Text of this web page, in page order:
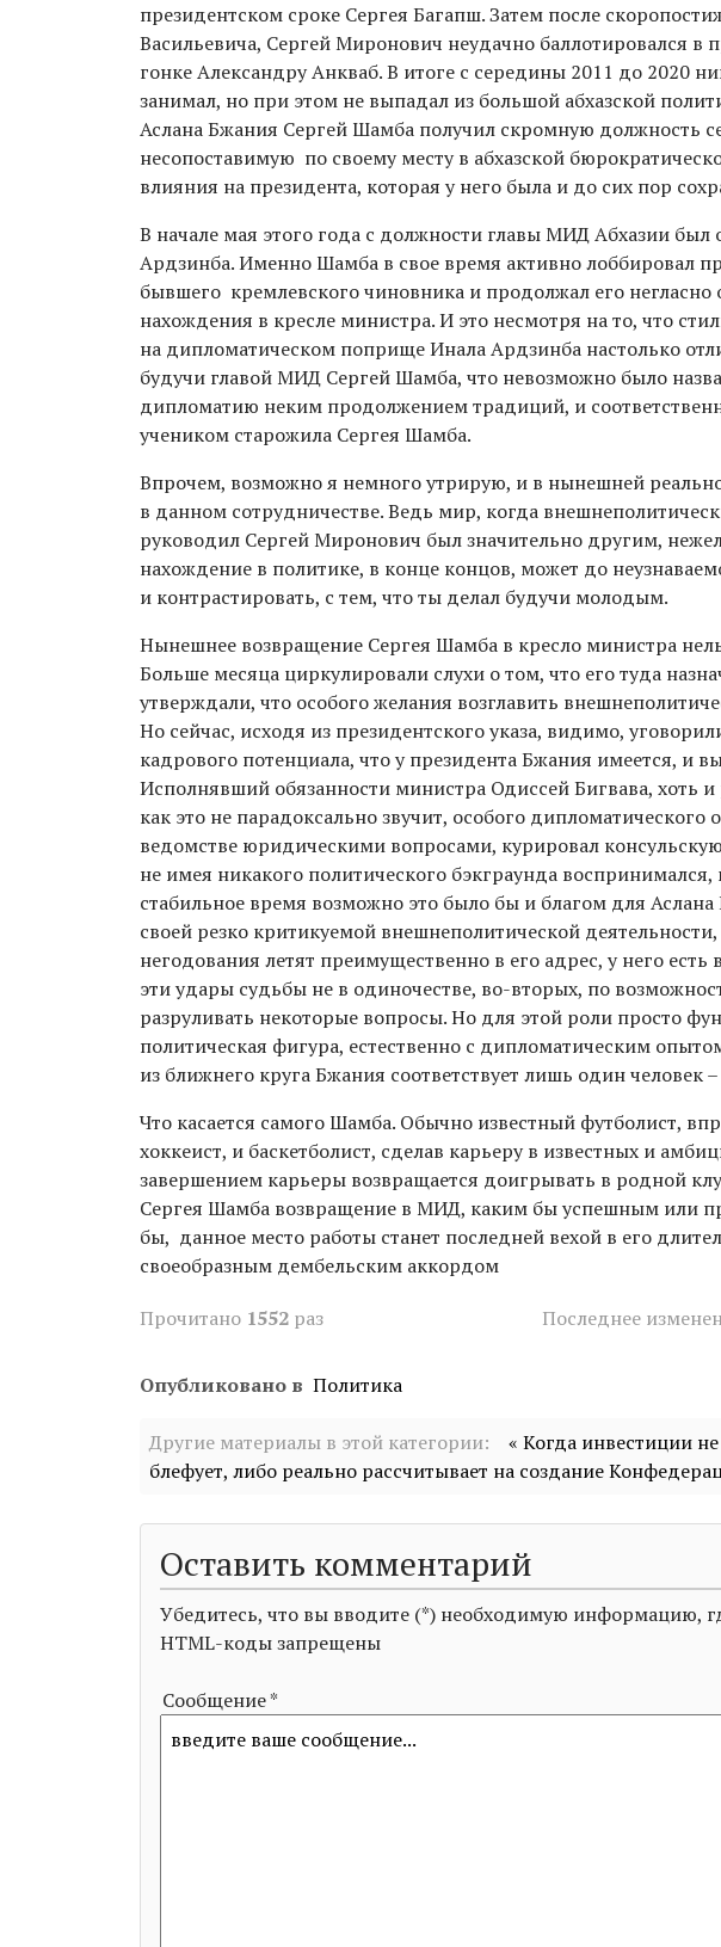
президентском сроке Сергея Багапш. Затем после
Васильевича, Сергей Миронович неудачно баллотировался в
гонке Александру Анкваб. В итоге с середины 2011 до 2020
занимал, но при этом не выпадал из большой абхазской
Аслана Бжания Сергей Шамба получил скромную должность
несопоставимую по своему месту в абхазской
влияния на президента, которая у него была и до сих пор
В начале мая этого года с должности главы МИД Абхазии был
Ардзинба. Именно Шамба в свое время активно лоббировал
бывшего кремлевского чиновника и продолжал его негласно
нахождения в кресле министра. И это несмотря на то, что
на дипломатическом поприще Инала Ардзинба настолько
будучи главой МИД Сергей Шамба, что невозможно было
дипломатию неким продолжением традиций, и
учеником старожила Сергея Шамба.
Впрочем, возможно я немного утрирую, и в нынешней
в данном сотрудничестве. Ведь мир, когда
руководил Сергей Миронович был значительно другим,
нахождение в политике, в конце концов, может до
и контрастировать, с тем, что ты делал будучи молодым.
Нынешнее возвращение Сергея Шамба в кресло министра
Больше месяца циркулировали слухи о том, что его туда
утверждали, что особого желания возглавить
Но сейчас, исходя из президентского указа, видимо,
кадрового потенциала, что у президента Бжания имеется, и
Исполнявший обязанности министра Одиссей Бигвава, хоть
как это не парадоксально звучит, особого дипломатического
ведомстве юридическими вопросами, курировал
не имея никакого политического бэкграунда
стабильное время возможно это было бы и благом для Аслана
своей резко критикуемой внешнеполитической
негодования летят преимущественно в его адрес, у него
эти удары судьбы не в одиночестве, во-вторых, по
разруливать некоторые вопросы. Но для этой роли просто
политическая фигура, естественно с дипломатическим
из ближнего круга Бжания соответствует лишь один человек
Что касается самого Шамба. Обычно известный футболист,
хоккеист, и баскетболист, сделав карьеру в известных и
завершением карьеры возвращается доигрывать в родной
Сергея Шамба возвращение в МИД, каким бы успешным или
бы, данное место работы станет последней вехой в его
своеобразным дембельским аккордом
Прочитано 1552 раз Последнее
Опубликовано в Политика
Другие материалы в этой категории: « Когда инвестиции
блефует, либо реально рассчитывает на создание
Оставить комментарий
Убедитесь, что вы вводите (*) необходимую информацию,
HTML-коды запрещены
Сообщение *